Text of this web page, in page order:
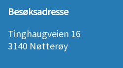
Besøksadresse
Tinghaugveien 16
3140 Nøtterøy